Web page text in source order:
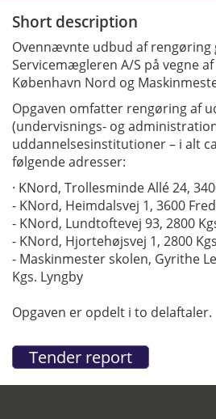
Short description
Ovennævnte udbud af rengøring
Servicemægleren A/S på vegne
København Nord og
Opgaven omfatter rengøring af
(undervisnings- og
uddannelsesinstitutioner – i alt
følgende adresser:
· KNord, Trollesminde Allé 24,
- KNord, Heimdalsvej 1, 3600
- KNord, Lundtoftevej 93, 2800
- KNord, Hjortehøjsvej 1, 2800
- Maskinmester skolen, Gyrithe
Kgs. Lyngby
Opgaven er opdelt i to delaftaler.